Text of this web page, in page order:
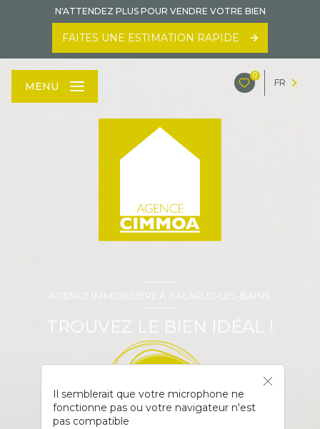
N'ATTENDEZ PLUS POUR VENDRE VOTRE BIEN
FAITES UNE ESTIMATION RAPIDE
0
FR
MENU
AGENCE IMMOBILIÈRE À BALARUC-LES-BAINS
TROUVEZ LE BIEN IDÉAL !
Il semblerait que votre microphone ne
fonctionne pas ou votre navigateur n'est
pas compatible